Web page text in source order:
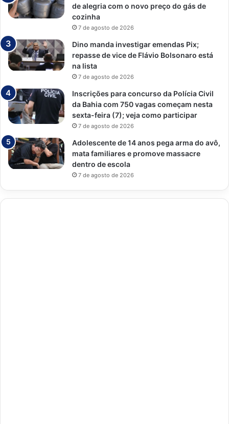
de alegria com o novo preço do gás de
cozinha
7 de agosto de 2026
Dino manda investigar emendas Pix;
repasse de vice de Flávio Bolsonaro está
na lista
7 de agosto de 2026
Inscrições para concurso da Polícia Civil
da Bahia com 750 vagas começam nesta
sexta-feira (7); veja como participar
7 de agosto de 2026
Adolescente de 14 anos pega arma do avô,
mata familiares e promove massacre
dentro de escola
7 de agosto de 2026